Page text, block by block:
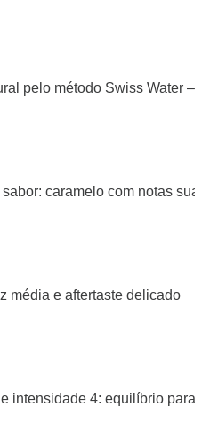
pelo método Swiss Water –
caramelo com notas
média e aftertaste delicado
intensidade 4: equilíbrio para